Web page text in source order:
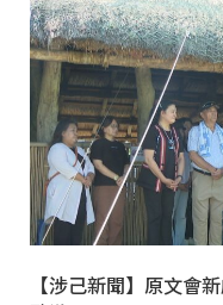
【涉己新聞】原文會